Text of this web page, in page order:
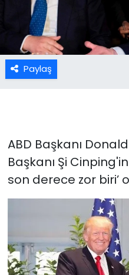
Paylaş
ABD Başkanı
Başkanı Şi
son derece zor biri’